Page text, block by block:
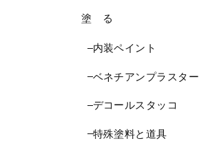
塗 る
内装ペイント
ベネチアンプラスター
デコールスタッコ
特殊塗料と道具